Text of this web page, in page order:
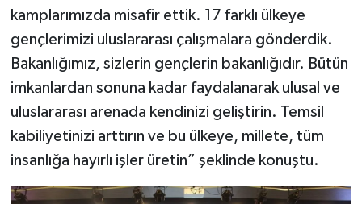
kamplarımızda misafir ettik. 17 farklı ülkeye
gençlerimizi uluslararası çalışmalara gönderdik.
Bakanlığımız, sizlerin gençlerin bakanlığıdır. Bütün
imkanlardan sonuna kadar faydalanarak ulusal ve
uluslararası arenada kendinizi geliştirin. Temsil
kabiliyetinizi arttırın ve bu ülkeye, millete, tüm
insanlığa hayırlı işler üretin” şeklinde konuştu.